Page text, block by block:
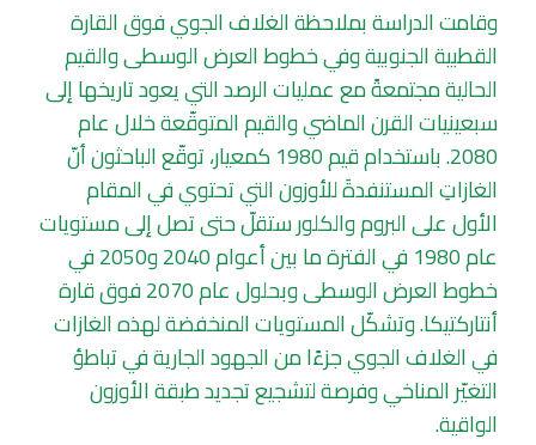
وقامت الدراسة بملاحظة الغلاف الجوي فوق القارة
القطبية الجنوبية وفي خطوط العرض الوسطى والقيم
الحالية مجتمعةً مع عمليات الرصد التي يعود تاريخها إلى
سبعينيات القرن الماضي والقيم المتوقّعة خلال عام
2080. باستخدام قيم 1980 كمعيار، توقّع الباحثون أنّ
الغازاتِ المستنفدةَ للأوزون التي تحتوي في المقام
الأول على البروم والكلور ستقلّ حتى تصل إلى مستويات
عام 1980 في الفترة ما بين أعوام 2040 و2050 في
خطوط العرض الوسطى وبحلول عام 2070 فوق قارة
أنتاركتيكا. وتشكّل المستويات المنخفضة لهذه الغازات
في الغلاف الجوي جزءًا من الجهود الجارية في تباطؤ
التغيّر المناخي وفرصة لتشجيع تجديد طبقة الأوزون
الواقية.